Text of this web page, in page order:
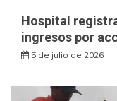
Hospital
ingresos por
5 de julio de 2026